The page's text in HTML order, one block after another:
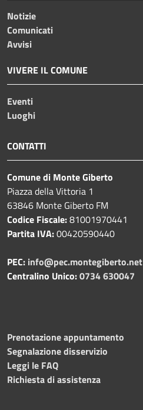
Notizie
Comunicati
Avvisi
VIVERE IL COMUNE
Eventi
Luoghi
CONTATTI
Comune di Monte Giberto
Piazza della Vittoria 1
63846 Monte Giberto FM
Codice Fiscale:81001970441
Partita IVA:00420590440
PEC: info@pec.montegiberto.net
Centralino Unico:0734 630047
Prenotazione appuntamento
Segnalazione disservizio
Leggi le FAQ
Richiesta di assistenza